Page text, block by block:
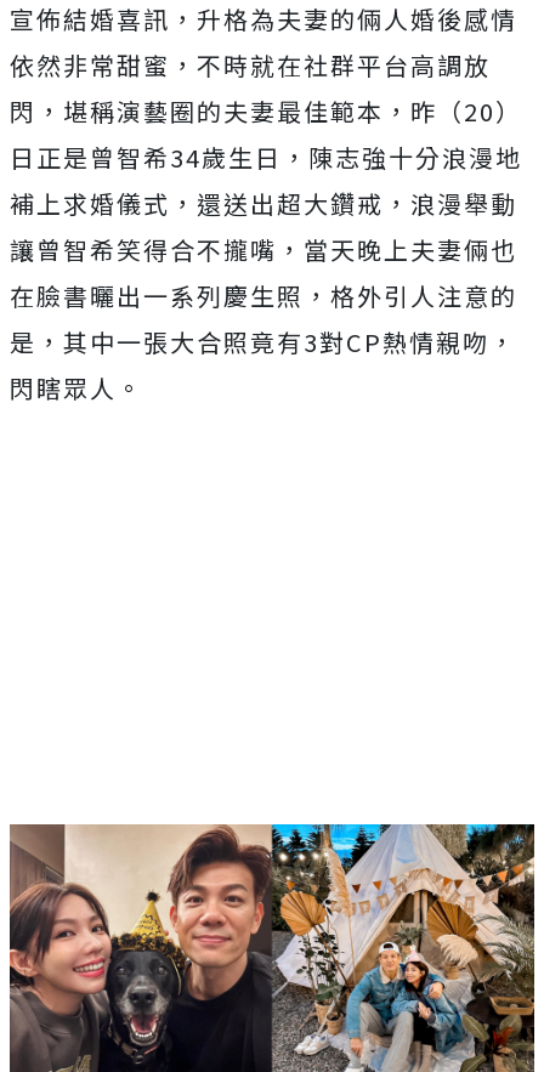
宣佈結婚喜訊，升格為夫妻的倆人婚後感情
依然非常甜蜜，不時就在社群平台高調放
閃，堪稱演藝圈的夫妻最佳範本，昨（20）
日 正是曾智希34歲生日，陳志強十分浪漫地
補上求婚儀式，還送出超大鑽戒，浪漫舉動
讓曾智希笑得合不攏嘴， 當天晚上夫妻倆也
在臉書曬出一系列慶生照，格外引人注意的
是，其中一張大合照竟有3對CP熱情親吻，
閃瞎眾人。